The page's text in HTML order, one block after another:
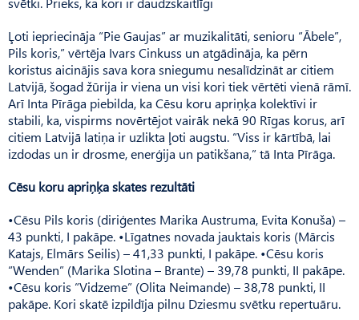
Ļoti iepriecināja “Pie Gaujas” ar muzikalitāti, senioru “Ābele”,
Pils koris,” vērtēja Ivars Cinkuss un atgādināja, ka pērn
koristus aicinājis sava kora sniegumu nesalīdzināt ar citiem
Latvijā, šogad žūrija ir viena un visi kori tiek vērtēti vienā rāmī.
Arī Inta Pīrāga piebilda, ka Cēsu koru apriņķa kolektīvi ir
stabili, ka, vispirms novērtējot vairāk nekā 90 Rīgas korus, arī
citiem Latvijā latiņa ir uzlikta ļoti augstu. “Viss ir kārtībā, lai
izdodas un ir drosme, enerģija un patikšana,” tā Inta Pīrāga.
Cēsu koru apriņķa skates rezultāti
•Cēsu Pils koris (diriģentes Marika Austruma, Evita Konuša) –
43 punkti, I pakāpe. •Līgatnes novada jauktais koris (Mārcis
Katajs, Elmārs Seilis) – 41,33 punkti, I pakāpe. •Cēsu koris
“Wenden” (Marika Slotina – Brante) – 39,78 punkti, II pakāpe.
•Cēsu koris “Vidzeme” (Olita Neimande) – 38,78 punkti, II
pakāpe. Kori skatē izpildīja pilnu Dziesmu svētku repertuāru.